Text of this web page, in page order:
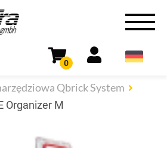
0
Qbrick System
Organizer M